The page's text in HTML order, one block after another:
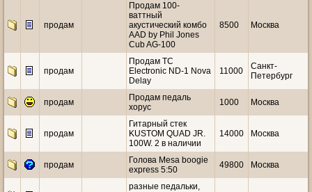
продам
Продам 100-
ваттный
акустический комбо
AAD by Phil Jones
Cub AG-100
8500 Москва
продам
Продам TC
Electronic ND-1 Nova
Delay
11000
Санкт-
Петербург
продам
Продам педаль
хорус
1000 Москва
продам
Гитарный стек
KUSTOM QUAD JR.
100W. 2 в наличии
14000 Москва
продам
Голова Mesa boogie
express 5:50
49800 Москва
разные педальки,